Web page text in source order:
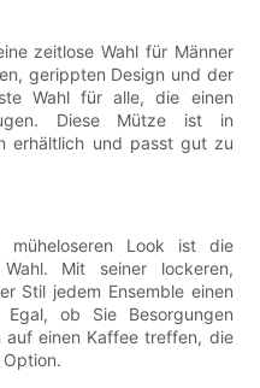
zeitlose Wahl für Männer
gerippten Design und der
Wahl für alle, die einen
Diese Mütze ist in
erhältlich und passt gut zu
müheloseren Look ist die
Mit seiner lockeren,
Stil jedem Ensemble einen
ob Sie Besorgungen
auf einen Kaffee treffen, die